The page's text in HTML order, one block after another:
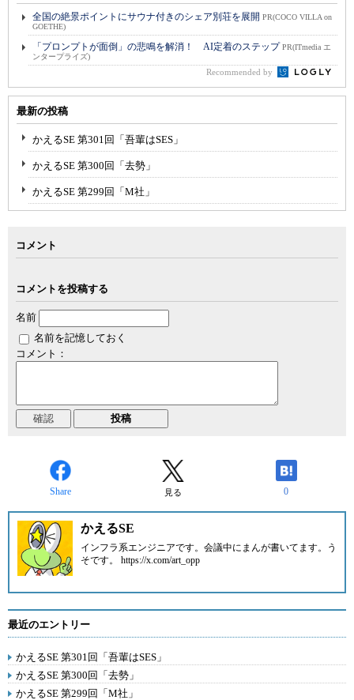
全国の絶景ポイントにサウナ付きのシェア別荘を展開 PR(COCO VILLA on
GOETHE)
「プロンプトが面倒」の悲鳴を解消！ AI定着のステップPR(ITmedia エ
ンタープライズ)
Recommended by
最新の投稿
かえるSE 第301回「吾輩はSES」
かえるSE 第300回「去勢」
かえるSE 第299回「M社」
コメント
コメントを投稿する
名前
名前を記憶しておく
コメント：
Share 見る 0
かえるSE
インフラ系エンジニアです。会議中にまんが書いてます。う
そです。 https://x.com/art_opp
最近のエントリー
かえるSE 第301回「吾輩はSES」
かえるSE 第300回「去勢」
かえるSE 第299回「M社」